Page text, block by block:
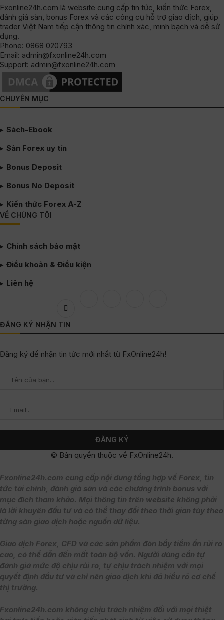
Fxonline24h.com là website cung cấp tin tức, kiến thức Forex,
đánh giá sàn, bonus Forex và các công cụ hỗ trợ giao dịch, giúp
trader Việt Nam tiếp cận thông tin chính xác, minh bạch và dễ sử
dụng.
Phone: 0868 020793
Email: admin@fxonline24h.com
Support: admin@fxonline24h.com
CHUYÊN MỤC
Sách-Ebook
Sàn Forex uy tín
Bonus Deposit
Bonus No Deposit
Kiến thức Forex A-Z
VỀ CHÚNG TÔI
Chính sách bảo mật
Điều khoản & Điều kiện
Liên hệ
ĐĂNG KÝ NHẬN TIN
Đăng ký để nhận tin tức mới nhất từ FxOnline24h!
© Bản quyền thuộc về FxOnline24h.
Fxonline24h.com cung cấp nội dung tổng hợp về Forex, tin
tức tài chính, đánh giá sàn và các chương trình bonus với
mục đích tham khảo. Mọi thông tin trên website không phải
là lời khuyên đầu tư và có thể thay đổi theo thời gian tùy theo
từng sàn giao dịch hoặc nguồn dữ liệu.
Giao dịch Forex, CFD và các sản phẩm đòn bẩy tiềm ẩn rủi ro
cao, có thể dẫn đến mất toàn bộ vốn. Người dùng cần tự
đánh giá mức độ chịu rủi ro, tự chịu trách nhiệm với mọi
quyết định đầu tư và chỉ nên giao dịch khi đã hiểu rõ cơ chế
thị trường.
Fxonline24h.com không chịu trách nhiệm đối với mọi thiệt